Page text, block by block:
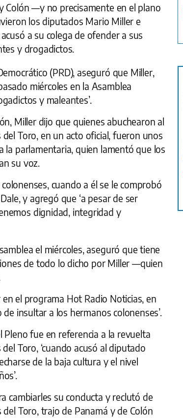
Colón —y no precisamente en el plano
los diputados Mario Miller e
a su colega de ofender a sus
y drogadictos.
(PRD), aseguró que Miller,
miércoles en la Asamblea
y maleantes’.
Miller dijo que quienes abuchearon al
Toro, en un acto oficial, fueron unos
la parlamentaria, quien lamentó que los
su voz.
cuando a él se le comprobó
y agregó que ‘a pesar de ser
dignidad, integridad y
el miércoles, aseguró que tiene
de todo lo dicho por Miller —quien
el programa Hot Radio Noticias, en
insultar a los hermanos colonenses’.
fue en referencia a la revuelta
Toro, ‘cuando acusó al diputado
de la baja cultura y el nivel
cambiarles su conducta y reclutó de
Toro, trajo de Panamá y de Colón